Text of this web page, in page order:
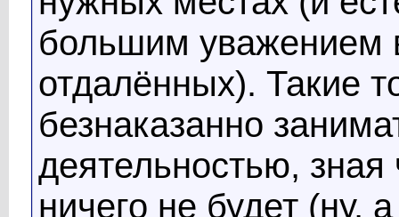
большим уважением
отдалённых). Такие
безнаказанно
деятельностью, зная
ничего не будет (ну,